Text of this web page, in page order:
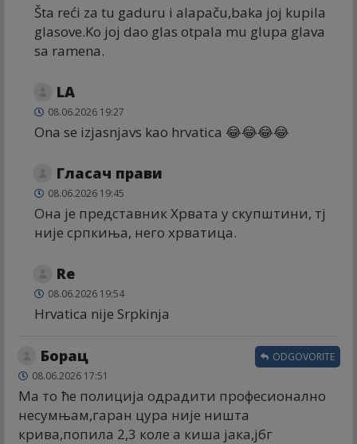
Šta reći za tu gaduru i alapaču,baka joj kupila
glasove.Ko joj dao glas otpala mu glupa glava
sa ramena.
LA
08.06.2026 19:27
Ona se izjasnjavs kao hrvatica 😂😂😂😂
Гласач прави
08.06.2026 19:45
Она је представник Хрвата у скупштини, тј
није српкиња, него хрватица.
Re
08.06.2026 19:54
Hrvatica nije Srpkinja
Борац
08.06.2026 17:51
Ма то ће полиција одрадити професионално
несумњам,гаран цура није ништа
крива,попила 2,3 коле а киша јака,јбг
ODGOVORITE